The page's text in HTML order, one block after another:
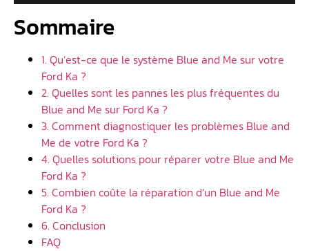
Sommaire
1. Qu’est-ce que le système Blue and Me sur votre
Ford Ka ?
2. Quelles sont les pannes les plus fréquentes du
Blue and Me sur Ford Ka ?
3. Comment diagnostiquer les problèmes Blue and
Me de votre Ford Ka ?
4. Quelles solutions pour réparer votre Blue and Me
Ford Ka ?
5. Combien coûte la réparation d’un Blue and Me
Ford Ka ?
6. Conclusion
FAQ